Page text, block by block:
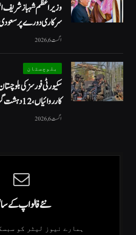
وزیراعظم شہبازشریف
سرکاری دورے پر
اگست 6, 2026
بلوچستان
سکیورٹی فورسز کی
کارروائیاں ، 12 دہشت گرد ہلاک
اگست 6, 2026
نئے فالو اپ کے
ہمارے نیوز لیٹر کو